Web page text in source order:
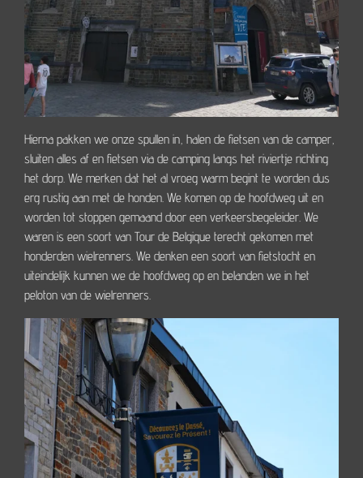
Hierna pakken we onze spullen in, halen de fietsen van de camper,
sluiten alles af en fietsen via de camping langs het riviertje richting
het dorp. We merken dat het al vroeg warm begint te worden dus
erg rustig aan met de honden. We komen op de hoofdweg uit en
worden tot stoppen gemaand door een verkeersbegeleider. We
waren is een soort van Tour de Belgique terecht gekomen met
honderden wielrenners. We denken een soort van fietstocht en
uiteindelijk kunnen we de hoofdweg op en belanden we in het
peloton van de wielrenners.